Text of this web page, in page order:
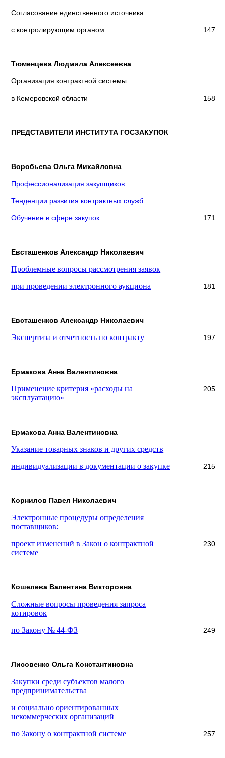
Согласование единственного источника
с контролирующим органом 147
Тюменцева Людмила Алексеевна
Организация контрактной системы
в Кемеровской области 158
ПРЕДСТАВИТЕЛИ ИНСТИТУТА ГОСЗАКУПОК
Воробьева Ольга Михайловна
Профессионализация закупщиков.
Тенденции развития контрактных служб.
Обучение в сфере закупок 171
Евсташенков Александр Николаевич
Проблемные вопросы рассмотрения заявок
при проведении электронного аукциона
181
Евсташенков Александр Николаевич
Экспертиза и отчетность по контракту 197
Ермакова Анна Валентиновна
Применение критерия «расходы на
эксплуатацию»
205
Ермакова Анна Валентиновна
Указание товарных знаков и других средств
индивидуализации в документации о закупке
215
Корнилов Павел Николаевич
Электронные процедуры определения
поставщиков:
проект изменений в Закон о контрактной
системе
230
Кошелева Валентина Викторовна
Сложные вопросы проведения запроса
котировок
по Закону № 44-ФЗ
249
Лисовенко Ольга Константиновна
Закупки среди субъектов малого
предпринимательства
и социально ориентированных
некоммерческих организаций
по Закону о контрактной системе
257